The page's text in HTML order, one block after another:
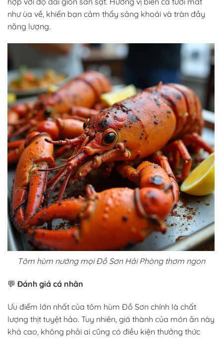
như ùa về, khiến bạn cảm thấy sảng khoái và tràn đầy
năng lượng.
Tôm hùm nướng mọi Đồ Sơn Hải Phòng thơm ngon
💬 Đánh giá cá nhân
Ưu điểm lớn nhất của tôm hùm Đồ Sơn chính là chất
lượng thịt tuyệt hảo. Tuy nhiên, giá thành của món ăn này
khá cao, không phải ai cũng có điều kiện thưởng thức